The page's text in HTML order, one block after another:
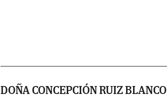
DOÑA CONCEPCIÓN RUIZ BLANCO